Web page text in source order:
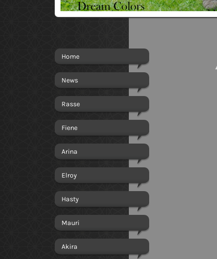
Home
News
Rasse
Fiene
Arina
Elroy
Hasty
Mauri
Akira